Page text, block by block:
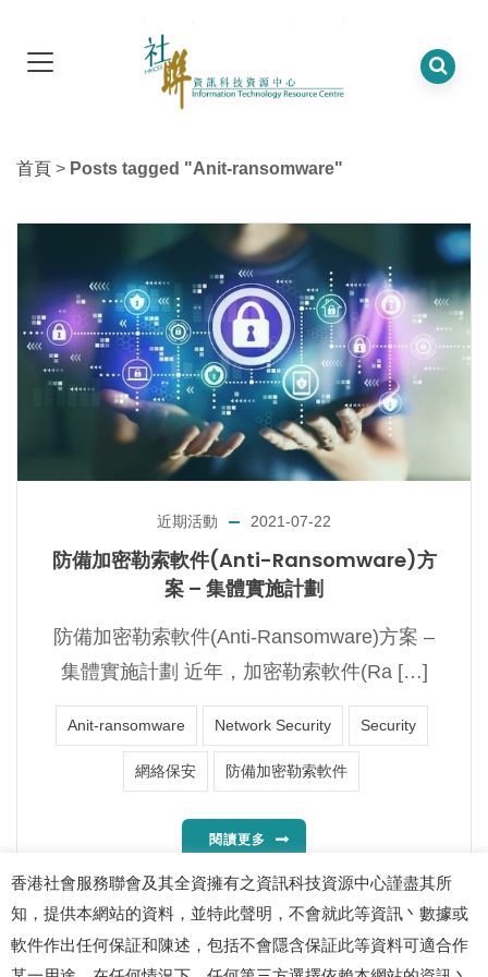
首頁 > Posts tagged "Anit-ransomware"
近期活動 2021-07-22
防備加密勒索軟件(Anti-Ransomware)方
案 – 集體實施計劃
防備加密勒索軟件(Anti-Ransomware)方案 –
集體實施計劃 近年，加密勒索軟件(Ra […]
Anit-ransomware Network Security Security
網絡保安 防備加密勒索軟件
閱讀更多
香港社會服務聯會及其全資擁有之資訊科技資源中心謹盡其所
知，提供本網站的資料，並特此聲明，不會就此等資訊丶數據或
軟件作出任何保証和陳述，包括不會隱含保証此等資料可適合作